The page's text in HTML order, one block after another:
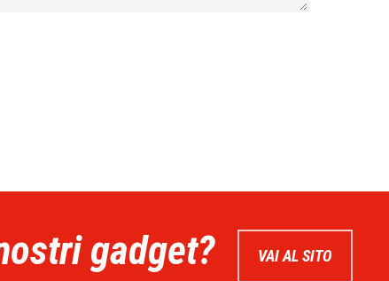
gadget? VAI AL SITO